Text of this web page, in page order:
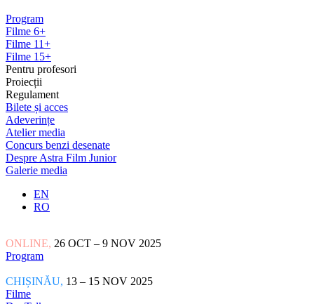
Program
Filme 6+
Filme 11+
Filme 15+
Pentru profesori
Proiecții
Regulament
Bilete și acces
Adeverințe
Atelier media
Concurs benzi desenate
Despre Astra Film Junior
Galerie media
EN
RO
ONLINE, 26 OCT – 9 NOV 2025
Program
CHIȘINĂU, 13 – 15 NOV 2025
Filme